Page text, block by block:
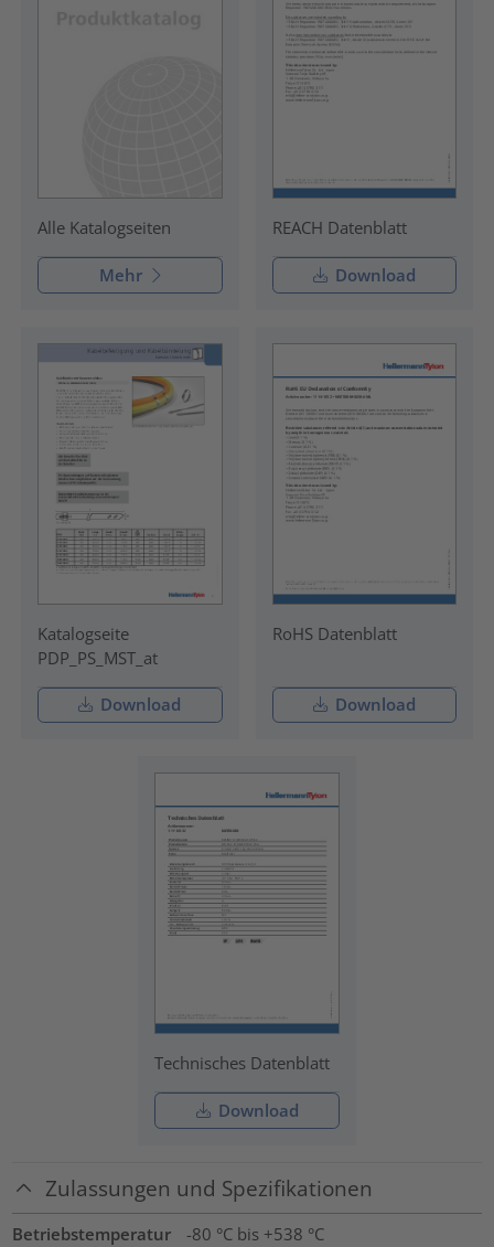
Alle Katalogseiten
Mehr
REACH Datenblatt
Download
Katalogseite
PDP_PS_MST_at
Download
RoHS Datenblatt
Download
Technisches Datenblatt
Download
Zulassungen und Spezifikationen
Betriebstemperatur
-80 °C bis +538 °C